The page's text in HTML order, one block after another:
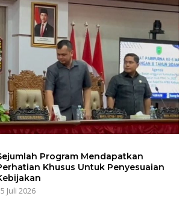
Program Mendapatkan
Khusus Untuk Penyesuaian
Juli 2026